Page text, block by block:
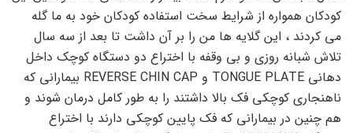
کودکان همواره از شرایط سخت استفاده کودکان خود به ما گله
می کردند ، این گلایه ها من را بر آن داشت تا بعد از سه سال
تلاش شبانه روزی و بی وقفه با اختراع دو دستگاه کوچک داخل
دهانی TONGUE PLATE و REVERSE CHIN CAP بیمارانی که
ناهنجاری کوچکی فک بالا داشتند را به طور کامل درمان شوند و
هم چنین در بیمارانی که فک پایین کوچکی دارند با اختراع